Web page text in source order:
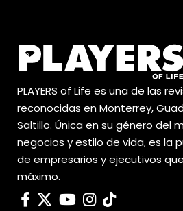
PLAYERS of Life es una de las
reconocidas en Monterrey,
Saltillo. Única en su género del
negocios y estilo de vida, es la
de empresarios y ejecutivos
máximo.